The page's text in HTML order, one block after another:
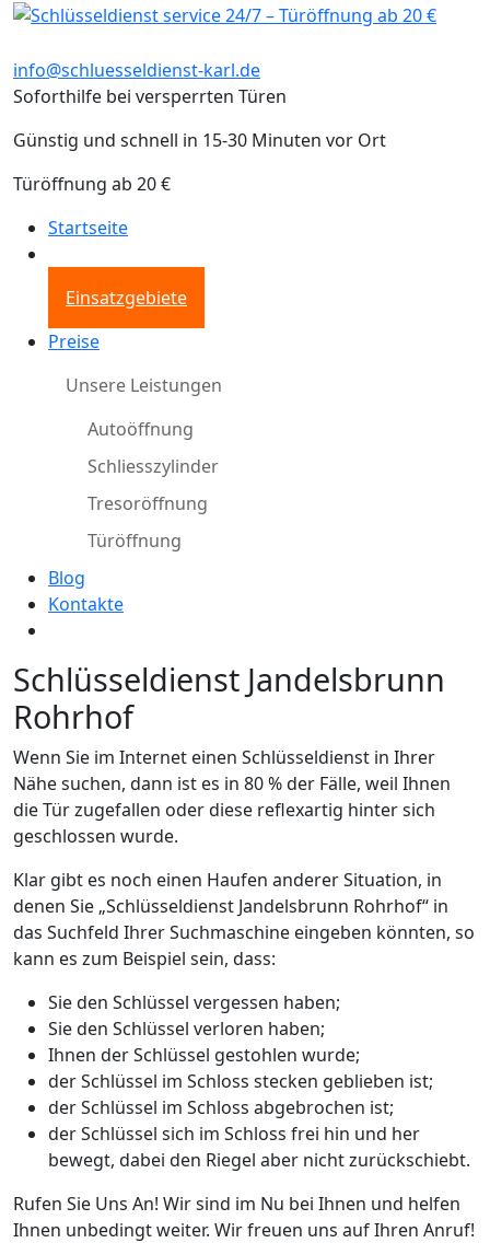
info@schluesseldienst-karl.de
Soforthilfe bei versperrten Türen
Günstig und schnell in 15-30 Minuten vor Ort
Türöffnung ab 20 €
Startseite
Einsatzgebiete
Preise
Unsere Leistungen
Autoöffnung
Schliesszylinder
Tresoröffnung
Türöffnung
Blog
Kontakte
Schlüsseldienst Jandelsbrunn
Rohrhof
Wenn Sie im Internet einen Schlüsseldienst in Ihrer
Nähe suchen, dann ist es in 80 % der Fälle, weil Ihnen
die Tür zugefallen oder diese reflexartig hinter sich
geschlossen wurde.
Klar gibt es noch einen Haufen anderer Situation, in
denen Sie „Schlüsseldienst Jandelsbrunn Rohrhof“ in
das Suchfeld Ihrer Suchmaschine eingeben könnten, so
kann es zum Beispiel sein, dass:
Sie den Schlüssel vergessen haben;
Sie den Schlüssel verloren haben;
Ihnen der Schlüssel gestohlen wurde;
der Schlüssel im Schloss stecken geblieben ist;
der Schlüssel im Schloss abgebrochen ist;
der Schlüssel sich im Schloss frei hin und her
bewegt, dabei den Riegel aber nicht zurückschiebt.
Rufen Sie Uns An! Wir sind im Nu bei Ihnen und helfen
Ihnen unbedingt weiter. Wir freuen uns auf Ihren Anruf!